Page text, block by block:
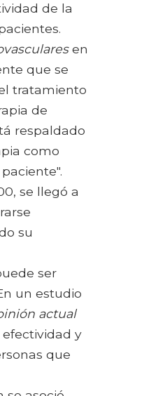
de la
en
que se
tratamiento
de
respaldado
como
se llegó a
su
ser
un estudio
actual
y
que